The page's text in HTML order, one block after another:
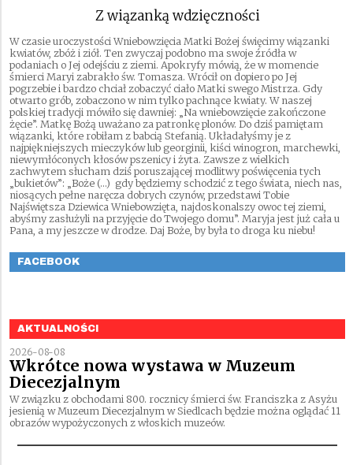
Z wiązanką wdzięczności
W czasie uroczystości Wniebowzięcia Matki Bożej święcimy wiązanki
kwiatów, zbóż i ziół. Ten zwyczaj podobno ma swoje źródła w
podaniach o Jej odejściu z ziemi. Apokryfy mówią, że w momencie
śmierci Maryi zabrakło św. Tomasza. Wrócił on dopiero po Jej
pogrzebie i bardzo chciał zobaczyć ciało Matki swego Mistrza. Gdy
otwarto grób, zobaczono w nim tylko pachnące kwiaty. W naszej
polskiej tradycji mówiło się dawniej: „Na wniebowzięcie zakończone
żęcie”. Matkę Bożą uważano za patronkę plonów. Do dziś pamiętam
wiązanki, które robiłam z babcią Stefanią. Układałyśmy je z
najpiękniejszych mieczyków lub georginii, kiści winogron, marchewki,
niewymłóconych kłosów pszenicy i żyta. Zawsze z wielkich
zachwytem słucham dziś poruszającej modlitwy poświęcenia tych
„bukietów”: „Boże (…) gdy będziemy schodzić z tego świata, niech nas,
niosących pełne naręcza dobrych czynów, przedstawi Tobie
Najświętsza Dziewica Wniebowzięta, najdoskonalszy owoc tej ziemi,
abyśmy zasłużyli na przyjęcie do Twojego domu”. Maryja jest już cała u
Pana, a my jeszcze w drodze. Daj Boże, by była to droga ku niebu!
FACEBOOK
AKTUALNOŚCI
2026-08-08
Wkrótce nowa wystawa w Muzeum
Diecezjalnym
W związku z obchodami 800. rocznicy śmierci św. Franciszka z Asyżu
jesienią w Muzeum Diecezjalnym w Siedlcach będzie można oglądać 11
obrazów wypożyczonych z włoskich muzeów.